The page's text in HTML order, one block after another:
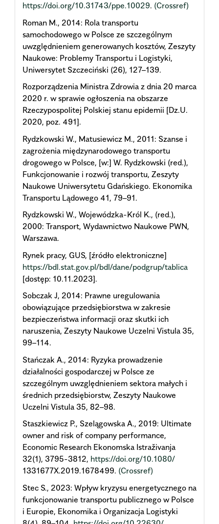
https://doi.org/10.31743/ppe.10029. (Crossref)
Roman M., 2014: Rola transportu
samochodowego w Polsce ze szczególnym
uwzględnieniem generowanych kosztów, Zeszyty
Naukowe: Problemy Transportu i Logistyki,
Uniwersytet Szczeciński (26), 127–139.
Rozporządzenia Ministra Zdrowia z dnia 20 marca
2020 r. w sprawie ogłoszenia na obszarze
Rzeczypospolitej Polskiej stanu epidemii [Dz.U.
2020, poz. 491].
Rydzkowski W., Matusiewicz M., 2011: Szanse i
zagrożenia międzynarodowego transportu
drogowego w Polsce, [w:] W. Rydzkowski (red.),
Funkcjonowanie i rozwój transportu, Zeszyty
Naukowe Uniwersytetu Gdańskiego. Ekonomika
Transportu Lądowego 41, 79–91.
Rydzkowski W., Wojewódzka-Król K., (red.),
2000: Transport, Wydawnictwo Naukowe PWN,
Warszawa.
Rynek pracy, GUS, [źródło elektroniczne]
https://bdl.stat.gov.pl/bdl/dane/podgrup/tablica
[dostęp: 10.11.2023].
Sobczak J, 2014: Prawne uregulowania
obowiązujące przedsiębiorstwa w zakresie
bezpieczeństwa informacji oraz skutki ich
naruszenia, Zeszyty Naukowe Uczelni Vistula 35,
99–114.
Stańczak A., 2014: Ryzyka prowadzenie
działalności gospodarczej w Polsce ze
szczególnym uwzględnieniem sektora małych i
średnich przedsiębiorstw, Zeszyty Naukowe
Uczelni Vistula 35, 82–98.
Staszkiewicz P., Szelągowska A., 2019: Ultimate
owner and risk of company performance,
Economic Research Ekonomska Istraživanja
32(1), 3795-3812, https://doi.org/10.1080/
1331677X.2019.1678499. (Crossref)
Stec S., 2023: Wpływ kryzysu energetycznego na
funkcjonowanie transportu publicznego w Polsce
i Europie, Ekonomika i Organizacja Logistyki